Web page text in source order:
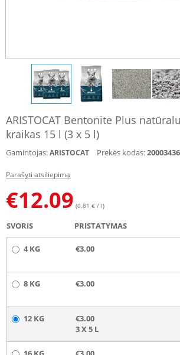
ARISTOCAT Bentonite Plus
kraikas 15 l (3 x 5 l)
Gamintojas:ARISTOCAT Prekės kodas:20003436
Parašyti atsiliepimą
€12.09 (0.81 € / l)
SVORIS PRISTATYMAS
4 KG €3.00
8 KG €3.00
12 KG
€3.00
3 X 5 L